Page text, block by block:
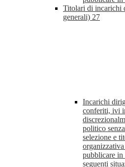
Titolari di incarichi
generali) 27
Incarichi
conferiti, ivi
politico
selezione e
pubblicare in
seguenti